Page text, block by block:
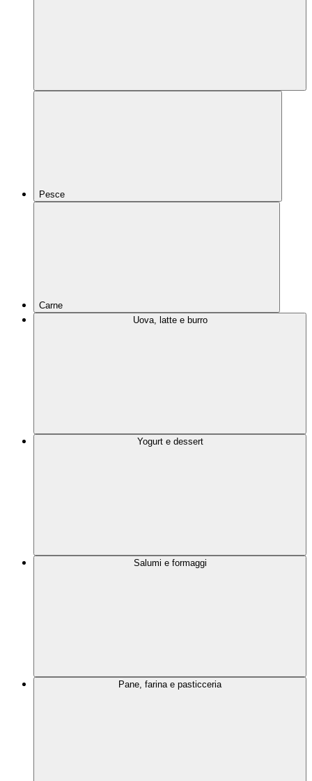
Pesce
Carne
Uova, latte e burro
Yogurt e dessert
Salumi e formaggi
Pane, farina e pasticceria